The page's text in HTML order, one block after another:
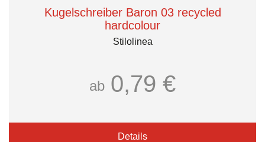
Kugelschreiber Baron 03 recycled
hardcolour
Stilolinea
ab 0,79 €
Details